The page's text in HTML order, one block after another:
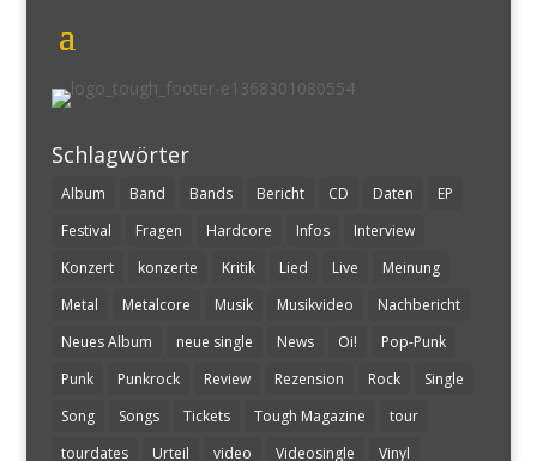
Schlagwörter
Album Band Bands Bericht CD Daten
EP
Festival
Fragen Hardcore Infos
Interview
Konzert
konzerte Kritik Lied Live
Meinung
Metal
Metalcore Musik Musikvideo
Nachbericht
Neues Album
neue single News Oi!
Pop-Punk
Punk
Punkrock Review Rezension Rock
Single
Song
Songs Tickets Tough Magazine
tour
tourdates
Urteil video Videosingle Vinyl